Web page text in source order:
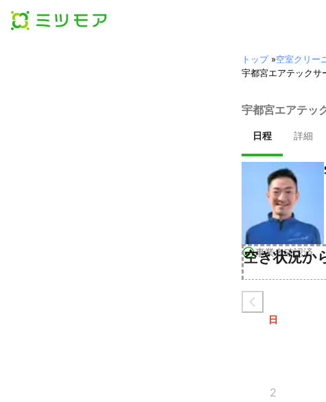
トップ»空室クリー
宇都宮エアテックサ
宇都宮エアテッ
日程 詳細
事業者確認済
空き状況か
日
2